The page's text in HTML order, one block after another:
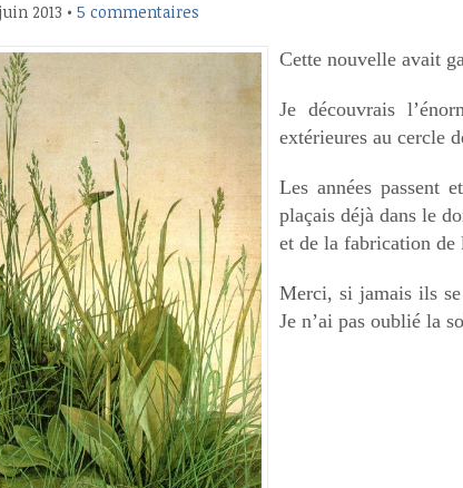
2013 • 5 commentaires
Cette nouvelle avait
Je découvrais
extérieures au cercle
Les années passent
plaçais déjà dans le
et de la fabrication de
Merci, si jamais ils se
Je n’ai pas oublié la